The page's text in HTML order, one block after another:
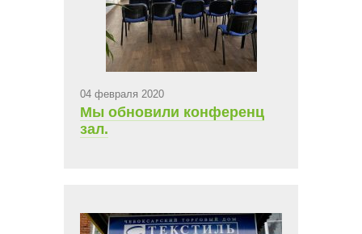
04 февраля 2020
Мы обновили конференц
зал.